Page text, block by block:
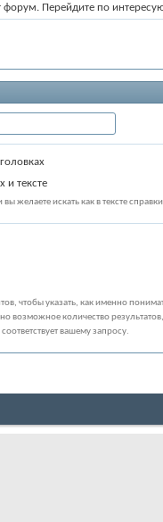
форум. Перейдите по
и тексте
желаете искать как в тексте
чтобы указать, как именно
возможное количество
вашему запросу.